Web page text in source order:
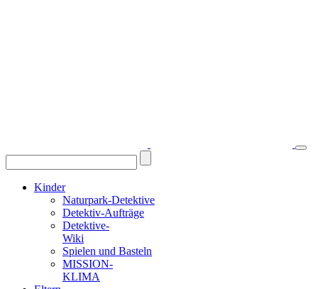
Kinder
Naturpark-Detektive
Detektiv-Aufträge
Detektive-
Wiki
Spielen und Basteln
MISSION-
KLIMA